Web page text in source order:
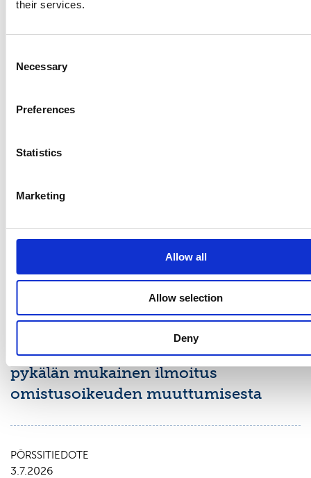
their services.
Selection
Necessary
Preferences
Statistics
Marketing
Allow all
Allow selection
Deny
Viimeisimmät uutiset
PÖRSSITIEDOTE
Suominen Oyj:n puolivuosikatsaus
1.1.-30.6.2026
PÖRSSITIEDOTE
Arvopaperimarkkinalain 9 luvun 10
pykälän mukainen ilmoitus
omistusoikeuden muuttumisesta
PÖRSSITIEDOTE
3.7.2026